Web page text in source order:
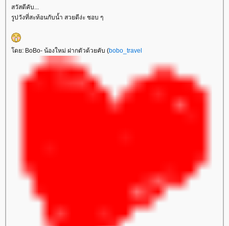
สวัสดีคับ...
รูปวังที่สะท้อนกับน้ำ สวยดีง่ะ ชอบ ๆ
โดย: BoBo- น้องใหม่ ฝากตัวด้วยคับ (bobo_travel